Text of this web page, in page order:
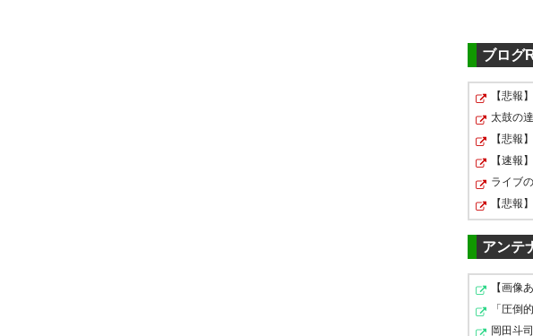
終了
— に
「名岐
戦ちゃ
— 山
月 4
FT 名
負け試
分け
ッカ
間が
— ど
ブログ
【悲報
アンテ